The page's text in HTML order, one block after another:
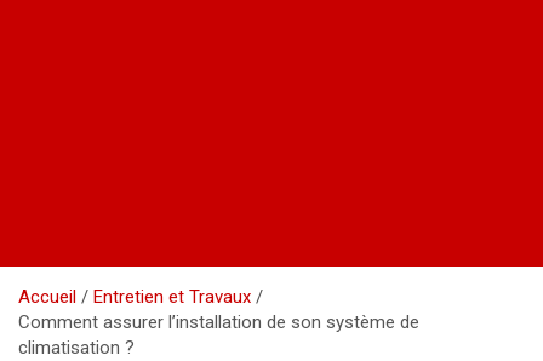
Accueil
Entretien et Travaux
Comment assurer l’installation de son système de
climatisation ?